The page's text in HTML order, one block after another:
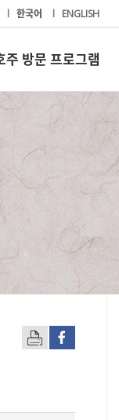
l 한국어 l ENGLISH
주 방문 프로그램